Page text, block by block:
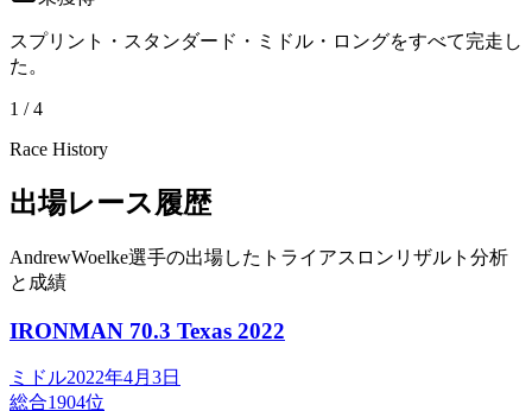
スプリント・スタンダード・ミドル・ロングをすべて完走し
た。
1 / 4
Race History
出場レース履歴
AndrewWoelke選手の出場したトライアスロンリザルト分析
と成績
IRONMAN 70.3 Texas 2022
ミドル2022年4月3日
総合1904位